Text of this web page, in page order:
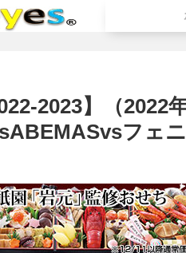
2023】（
フェ